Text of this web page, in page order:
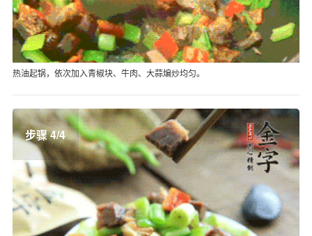
热油起锅，依次加入青椒块、牛肉、大蒜煸炒均匀。
步骤 4/4